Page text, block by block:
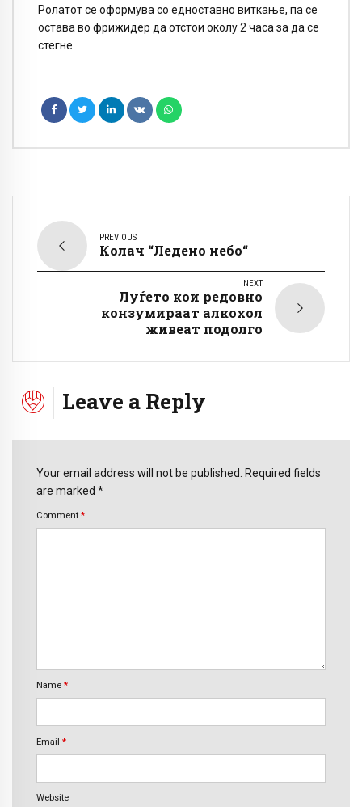
Ролатот се оформува со едноставно виткање, па се
остава во фрижидер да отстои околу 2 часа за да се
стегне.
PREVIOUS
Колач “Ледено небо“
NEXT
Луѓето кои редовно
конзумираат алкохол
живеат подолго
Leave a Reply
Your email address will not be published. Required fields
are marked *
Comment *
Name *
Email *
Website